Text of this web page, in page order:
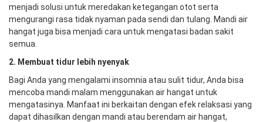
menjadi solusi untuk meredakan ketegangan otot serta
mengurangi rasa tidak nyaman pada sendi dan tulang. Mandi air
hangat juga bisa menjadi cara untuk mengatasi badan sakit
semua.
2. Membuat tidur lebih nyenyak
Bagi Anda yang mengalami insomnia atau sulit tidur, Anda bisa
mencoba mandi malam menggunakan air hangat untuk
mengatasinya. Manfaat ini berkaitan dengan efek relaksasi yang
dapat dihasilkan dengan mandi atau berendam air hangat,